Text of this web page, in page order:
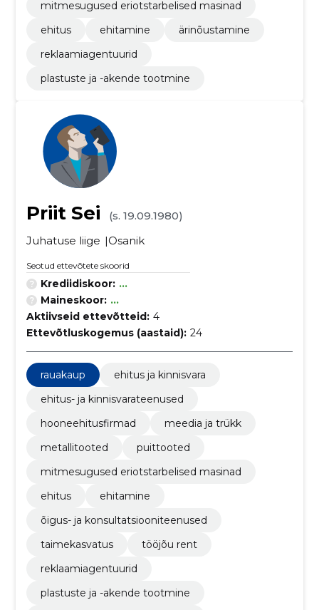
mitmesugused eriotstarbelised masinad
ehitus
ehitamine
ärinõustamine
reklaamiagentuurid
plastuste ja -akende tootmine
Priit Sei
(s. 19.09.1980)
Juhatuse liige
Osanik
Seotud ettevõtete skoorid
Krediidiskoor: ...
Maineskoor: ...
Aktiivseid ettevõtteid: 4
Ettevõtluskogemus (aastaid): 24
rauakaup
ehitus ja kinnisvara
ehitus- ja kinnisvarateenused
hooneehitusfirmad
meedia ja trükk
metallitooted
puittooted
mitmesugused eriotstarbelised masinad
ehitus
ehitamine
õigus- ja konsultatsiooniteenused
taimekasvatus
tööjõu rent
reklaamiagentuurid
plastuste ja -akende tootmine